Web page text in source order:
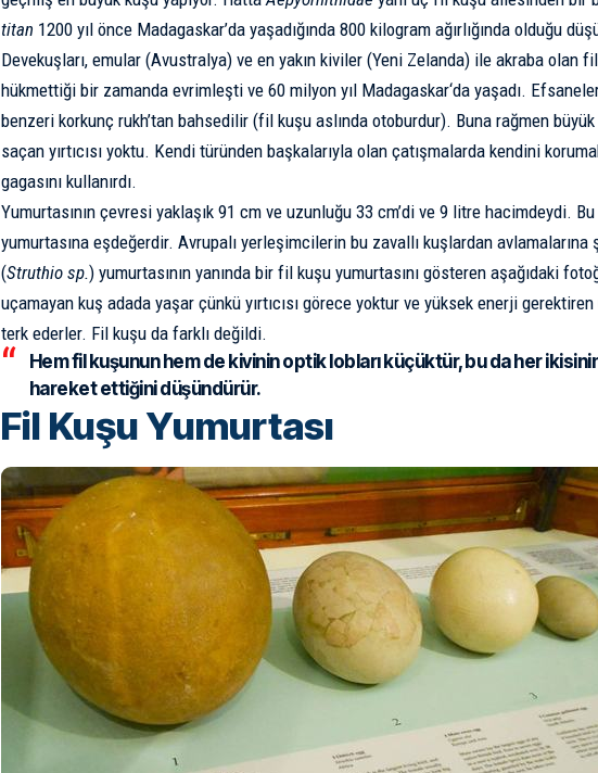
titan 1200 yıl önce Madagaskar’da yaşadığında 800 kilogram ağırlığında olduğu
Devekuşları, emular (Avustralya) ve en yakın kiviler (Yeni Zelanda) ile akraba olan
hükmettiği bir zamanda evrimleşti ve 60 milyon yıl Madagaskar‘da yaşadı.
benzeri korkunç rukh’tan bahsedilir (fil kuşu aslında otoburdur). Buna rağmen
saçan yırtıcısı yoktu. Kendi türünden başkalarıyla olan çatışmalarda kendini
gagasını kullanırdı.
Yumurtasının çevresi yaklaşık 91 cm ve uzunluğu 33 cm’di ve 9 litre hacimdeydi.
yumurtasına eşdeğerdir. Avrupalı ​​yerleşimcilerin bu zavallı kuşlardan avlamalarına
(Struthio sp.) yumurtasının yanında bir fil kuşu yumurtasını gösteren aşağıdaki
uçamayan kuş adada yaşar çünkü yırtıcısı görece yoktur ve yüksek enerji
terk ederler. Fil kuşu da farklı değildi.
Hem fil kuşunun hem de kivinin optik lobları küçüktür, bu da her
hareket ettiğini düşündürür.
Fil Kuşu Yumurtası